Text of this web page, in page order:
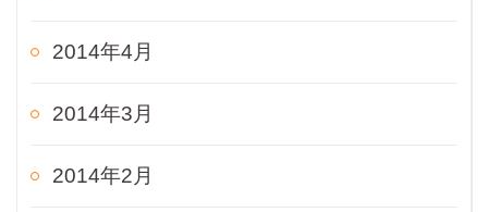
2014年4月
2014年3月
2014年2月